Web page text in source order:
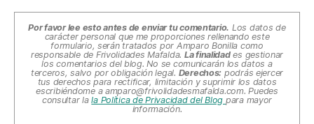
Por favor lee esto antes de enviar tu comentario. Los datos de
carácter personal que me proporciones rellenando este
formulario, serán tratados por Amparo Bonilla como
responsable de Frivolidades Mafalda. La finalidades gestionar
los comentarios del blog. No se comunicarán los datos a
terceros, salvo por obligación legal. Derechos: podrás ejercer
tus derechos para rectificar, limitación y suprimir los datos
escribiéndome a amparo@frivolidadesmafalda.com. Puedes
consultar lala Política de Privacidad del Blog para mayor
información.